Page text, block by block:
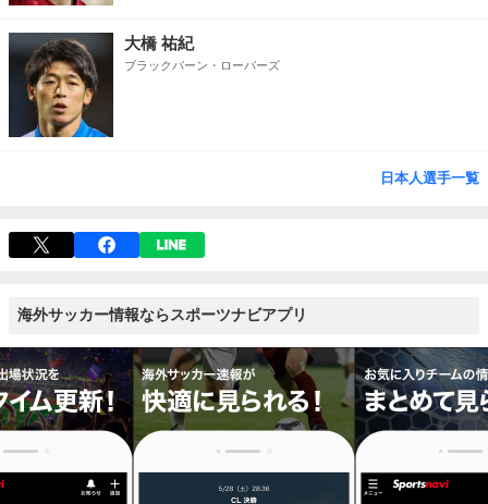
大橋 祐紀
ブラックバーン・ローバーズ
日本人選手一覧
海外サッカー情報ならスポーツナビアプリ